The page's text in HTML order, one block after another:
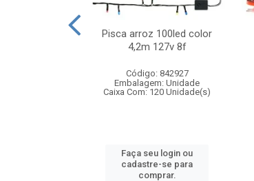
Pisca arroz 100led color
4,2m 127v 8f
Código: 842927
Embalagem: Unidade
Caixa Com: 120 Unidade(s)
Faça seu login ou
cadastre-se para
comprar.